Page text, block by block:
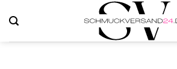
Inhalt
springen